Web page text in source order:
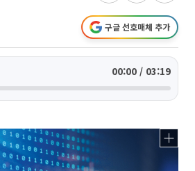
구글 선호매체 추가
00:00 / 03:19